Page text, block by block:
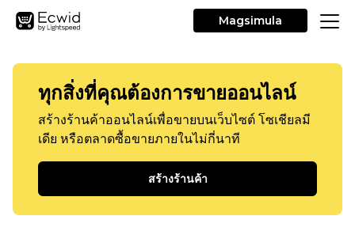
Magsimula
ทุกสิ่งที่คุณต้องการขายออนไลน์
สร้างร้านค้าออนไลน์เพื่อขายบนเว็บไซต์ โซเชียลมี
เดีย หรือตลาดซื้อขายภายในไม่กี่นาที
สร้างร้านค้า